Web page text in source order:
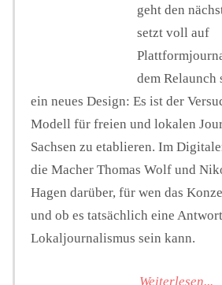
geht den
setzt voll auf
dem Relaunch
ein neues Design: Es ist der
Modell für freien und lokalen
Sachsen zu etablieren. Im
die Macher Thomas Wolf und
Hagen darüber, für wen das
und ob es tatsächlich eine
Lokaljournalismus sein kann.
Weiterlesen...